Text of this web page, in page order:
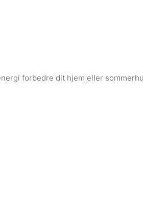
forbedre dit hjem eller